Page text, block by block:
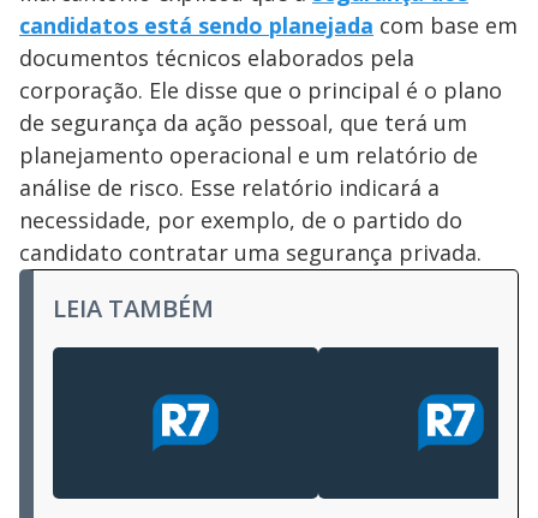
candidatos está sendo planejada com base em
documentos técnicos elaborados pela
corporação. Ele disse que o principal é o plano
de segurança da ação pessoal, que terá um
planejamento operacional e um relatório de
análise de risco. Esse relatório indicará a
necessidade, por exemplo, de o partido do
candidato contratar uma segurança privada.
LEIA TAMBÉM